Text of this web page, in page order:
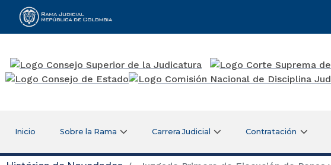
Rama Judicial
Inicio Sobre la Rama Carrera Judicial Contratación